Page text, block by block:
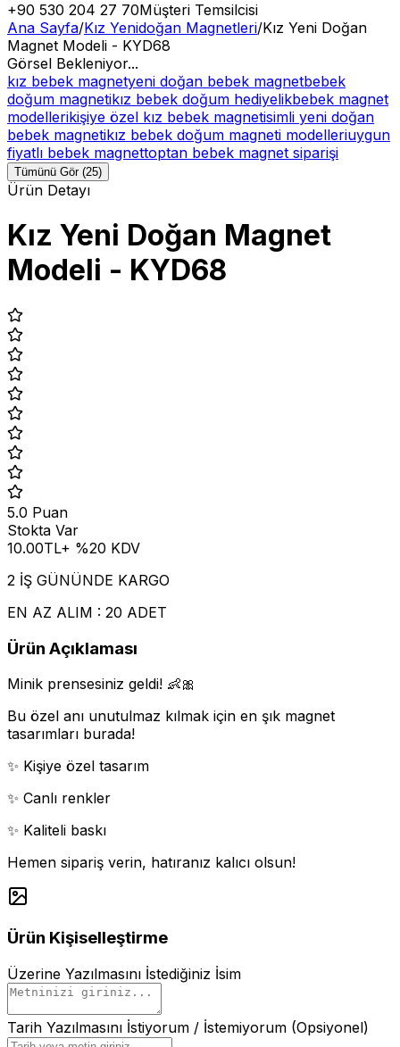
+90 530 204 27 70Müşteri Temsilcisi
Ana Sayfa/Kız Yenidoğan Magnetleri/Kız Yeni Doğan
Magnet Modeli - KYD68
Görsel Bekleniyor...
kız bebek magnetyeni doğan bebek magnetbebek
doğum magnetikız bebek doğum hediyelikbebek magnet
modellerikişiye özel kız bebek magnetisimli yeni doğan
bebek magnetikız bebek doğum magneti modelleriuygun
fiyatlı bebek magnettoptan bebek magnet siparişi
Tümünü Gör (25)
Ürün Detayı
Kız Yeni Doğan Magnet
Modeli - KYD68
5.0 Puan
Stokta Var
10.00TL+ %20 KDV
2 İŞ GÜNÜNDE KARGO
EN AZ ALIM : 20 ADET
Ürün Açıklaması
Minik prensesiniz geldi! 👶🎀
Bu özel anı unutulmaz kılmak için en şık magnet
tasarımları burada!
✨ Kişiye özel tasarım
✨ Canlı renkler
✨ Kaliteli baskı
Hemen sipariş verin, hatıranız kalıcı olsun!
Ürün Kişiselleştirme
Üzerine Yazılmasını İstediğiniz İsim
Tarih Yazılmasını İstiyorum / İstemiyorum (Opsiyonel)